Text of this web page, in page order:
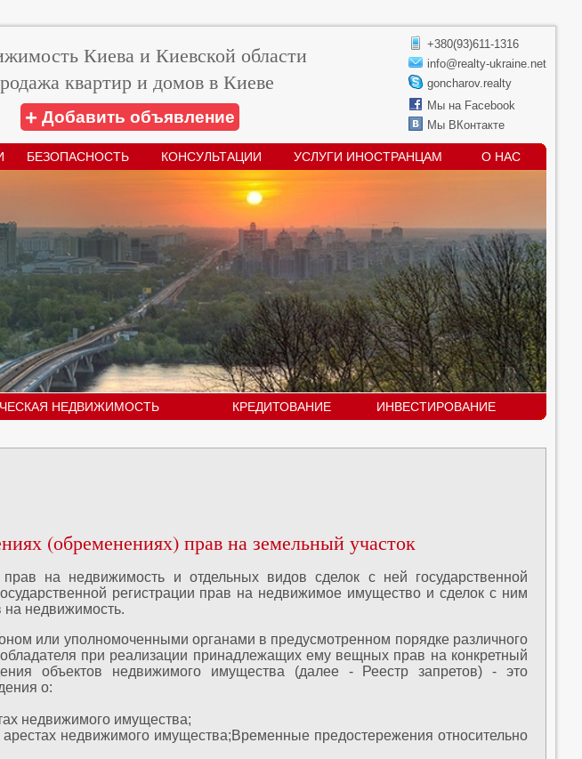
Киева и Киевской области
квартир и домов в Киеве
+ Добавить объявление
+380(93)611-1316
info@realty-ukraine.net
goncharov.realty
Мы на Facebook
Мы ВКонтакте
БЕЗОПАСНОСТЬ КОНСУЛЬТАЦИИ УСЛУГИ ИНОСТРАНЦАМ О НАС
НЕДВИЖИМОСТЬ КРЕДИТОВАНИЕ ИНВЕСТИРОВАНИЕ
(обременениях) прав на земельный участок
прав на недвижимость и отдельных видов сделок с ней государственной
регистрации прав на недвижимое имущество и сделок с ним
на недвижимость.
или уполномоченными органами в предусмотренном порядке различного
при реализации принадлежащих ему вещных прав на конкретный
объектов недвижимого имущества (далее - Реестр запретов) - это
о:
недвижимого имущества;
недвижимого имущества;Временные предостережения относительно